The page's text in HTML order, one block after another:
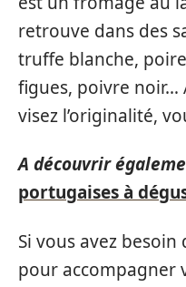
retrouve dans des
truffe blanche,
figues, poivre noir…
visez l’originalité,
A découvrir
portugaises à
Si vous avez
pour accompagner